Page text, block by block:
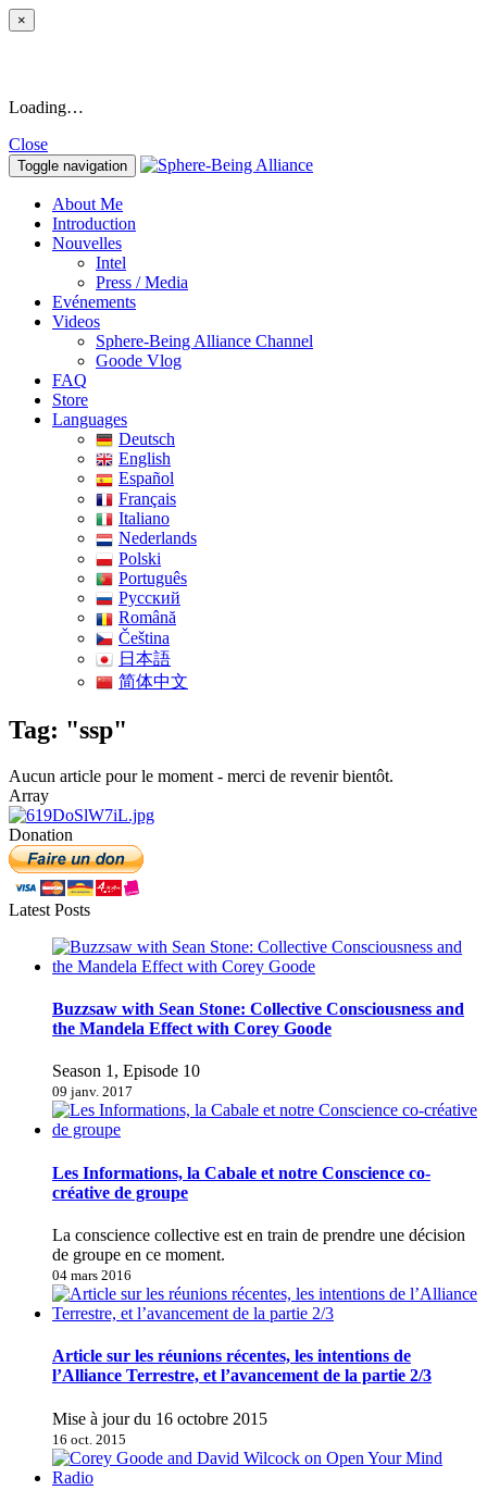
×
Loading…
Close
Toggle navigation
About Me
Introduction
Nouvelles
Intel
Press / Media
Evénements
Videos
Sphere-Being Alliance Channel
Goode Vlog
FAQ
Store
Languages
Deutsch
English
Español
Français
Italiano
Nederlands
Polski
Português
Pусский
Română
Čeština
日本語
简体中文
Tag: "ssp"
Aucun article pour le moment - merci de revenir bientôt.
Array
Donation
Latest Posts
Buzzsaw with Sean Stone: Collective Consciousness and
the Mandela Effect with Corey Goode
Season 1, Episode 10
09 janv. 2017
Les Informations, la Cabale et notre Conscience co-
créative de groupe
La conscience collective est en train de prendre une décision
de groupe en ce moment.
04 mars 2016
Article sur les réunions récentes, les intentions de
l’Alliance Terrestre, et l’avancement de la partie 2/3
Mise à jour du 16 octobre 2015
16 oct. 2015